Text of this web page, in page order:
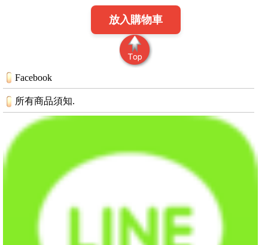
放入購物車
Facebook
所有商品須知.